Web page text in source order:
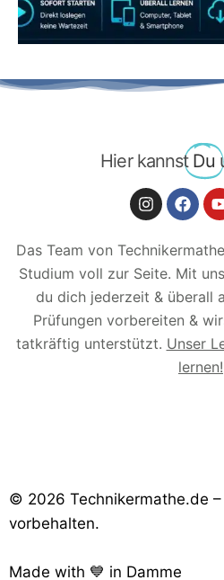
Hier kannst Du
Das Team von
Studium voll zur Seite. Mit
du dich jederzeit & überall
Prüfungen vorbereiten &
tatkräftig unterstützt. Unser
lernen!
© 2026 Technikermathe.de –
vorbehalten.
Made with 💙 in Damme